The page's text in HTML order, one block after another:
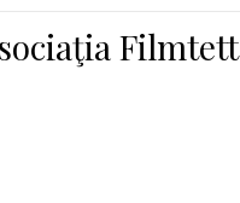
Filmtett